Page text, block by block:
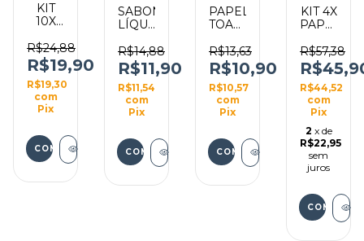
KIT
10X
20X22
WHITE
PAPER
C/ 100
UNID
R$24,88
R$19,90
R$19,30
com
Pix
SABONETE
LÍQUIDO
MÃOS
NATHY
500ML
R$14,88
R$11,90
R$11,54
com
Pix
COMPRAR
PAPEL
TOALHA
500G
19X20
EUROPEL
LUXO
R$13,63
R$10,90
R$10,57
com
Pix
KIT 4X
PAPEL
SUPREMO
500G
20X20CM
R$57,38
R$44,52
com
Pix
2 x de
R$22,95
sem
juros